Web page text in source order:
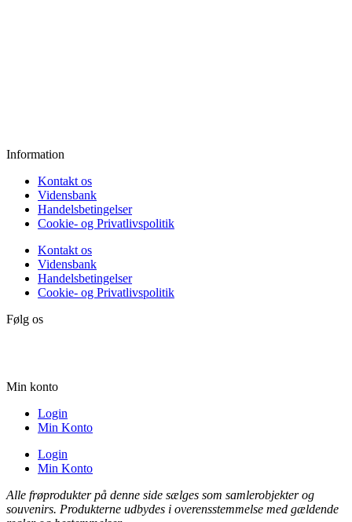
Information
Kontakt os
Vidensbank
Handelsbetingelser
Cookie- og Privatlivspolitik
Kontakt os
Vidensbank
Handelsbetingelser
Cookie- og Privatlivspolitik
Følg os
Min konto
Login
Min Konto
Login
Min Konto
Alle frøprodukter på denne side sælges som samlerobjekter og
souvenirs. Produkterne udbydes i overensstemmelse med gældende